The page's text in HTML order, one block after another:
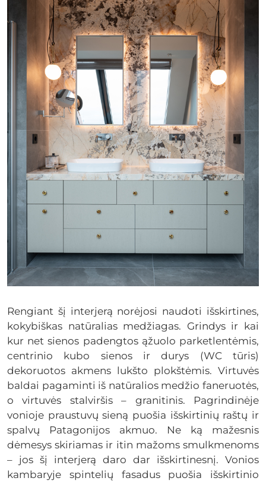
Rengiant šį interjerą norėjosi naudoti išskirtines,
kokybiškas natūralias medžiagas. Grindys ir kai
kur net sienos padengtos ąžuolo parketlentėmis,
centrinio kubo sienos ir durys (WC tūris)
dekoruotos akmens lukšto plokštėmis. Virtuvės
baldai pagaminti iš natūralios medžio faneruotės,
o virtuvės stalviršis – granitinis. Pagrindinėje
vonioje praustuvų sieną puošia išskirtinių raštų ir
spalvų Patagonijos akmuo. Ne ką mažesnis
dėmesys skiriamas ir itin mažoms smulkmenoms
– jos šį interjerą daro dar išskirtinesnį. Vonios
kambaryje spintelių fasadus puošia išskirtinio